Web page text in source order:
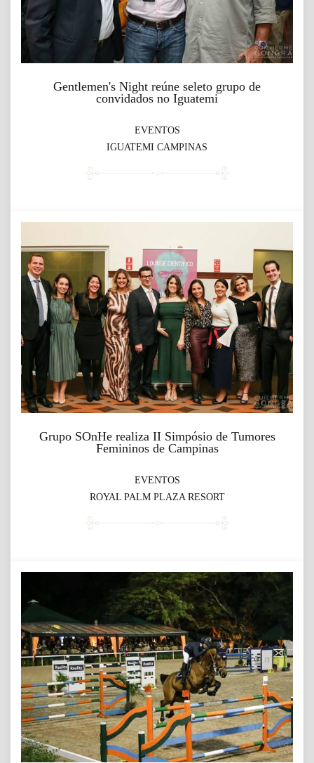
Gentlemen's Night reúne seleto grupo de
convidados no Iguatemi
EVENTOS
IGUATEMI CAMPINAS
Grupo SOnHe realiza II Simpósio de Tumores
Femininos de Campinas
EVENTOS
ROYAL PALM PLAZA RESORT